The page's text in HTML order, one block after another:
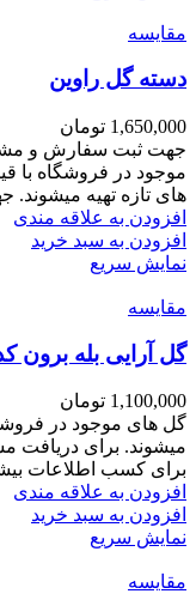
مقايسه
دسته گل راوین
1,650,000 تومان
جهت ثبت سفارش و
موجود در فروشگاه با
های تازه تهیه
افزودن به علاقه مندی
افزودن به سبد خرید
نمایش سریع
مقايسه
گل آرایی بله برون کد
1,100,000 تومان
گل های موجود در
میشوند. برای دریافت
برای کسب اطلاعات
افزودن به علاقه مندی
افزودن به سبد خرید
نمایش سریع
مقايسه